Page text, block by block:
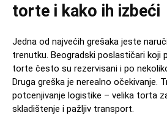
torte i kako ih izbeći
Jedna od najvećih grešaka jeste
trenutku. Beogradski poslastičari koji
torte često su rezervisani i po
Druga greška je nerealno očekivanje.
potcenjivanje logistike – velika torta
skladištenje i pažljiv transport.